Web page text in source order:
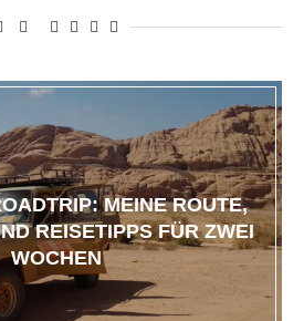
MEINE ROUTE,
REISETIPPS FÜR ZWEI
WOCHEN